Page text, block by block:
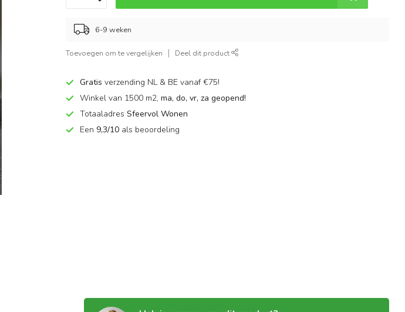
6-9 weken
Toevoegen om te vergelijken Deel dit product
Gratisverzending NL & BE vanaf €75!
Winkel van 1500 m2,ma, do, vr, za geopend!
TotaaladresSfeervol Wonen
Een 9,3/10 als beoordeling